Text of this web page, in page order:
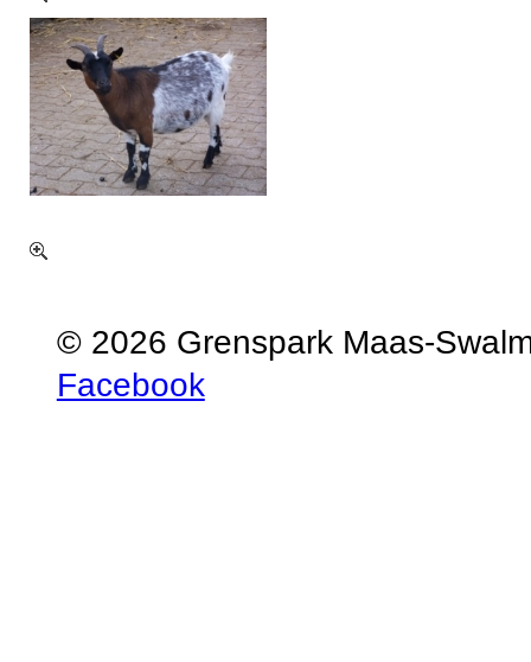
© 2026 Grenspark Maas-
Facebook